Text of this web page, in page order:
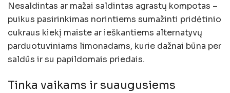
Nesaldintas ar mažai saldintas agrastų kompotas –
puikus pasirinkimas norintiems sumažinti pridėtinio
cukraus kiekį maiste ar ieškantiems alternatyvų
parduotuviniams limonadams, kurie dažnai būna per
saldūs ir su papildomais priedais.
Tinka vaikams ir suaugusiems